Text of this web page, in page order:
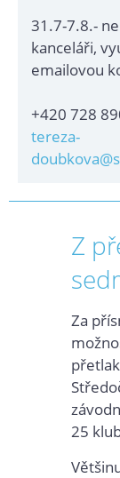
31.7-7.8.-
kanceláři,
emailovou
+420 728
tereza-
Z
Za
25